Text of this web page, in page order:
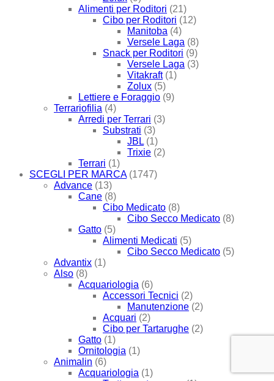
Alimenti per Roditori (21)
Cibo per Roditori (12)
Manitoba (4)
Versele Laga (8)
Snack per Roditori (9)
Versele Laga (3)
Vitakraft (1)
Zolux (5)
Lettiere e Foraggio (9)
Terrariofilia (4)
Arredi per Terrari (3)
Substrati (3)
JBL (1)
Trixie (2)
Terrari (1)
SCEGLI PER MARCA (1747)
Advance (13)
Cane (8)
Cibo Medicato (8)
Cibo Secco Medicato (8)
Gatto (5)
Alimenti Medicati (5)
Cibo Secco Medicato (5)
Advantix (1)
Also (8)
Acquariologia (6)
Accessori Tecnici (2)
Manutenzione (2)
Acquari (2)
Cibo per Tartarughe (2)
Gatto (1)
Ornitologia (1)
Animalin (6)
Acquariologia (1)